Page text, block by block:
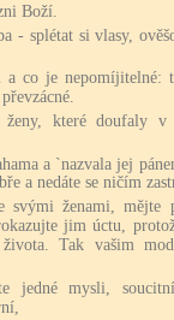
Boží.
- splétat si vlasy,
co je nepomíjitelné:
které doufaly v
a `nazvala jej
a nedáte se ničím
svými ženami, mějte
jim úctu,
Tak vašim
jedné mysli,